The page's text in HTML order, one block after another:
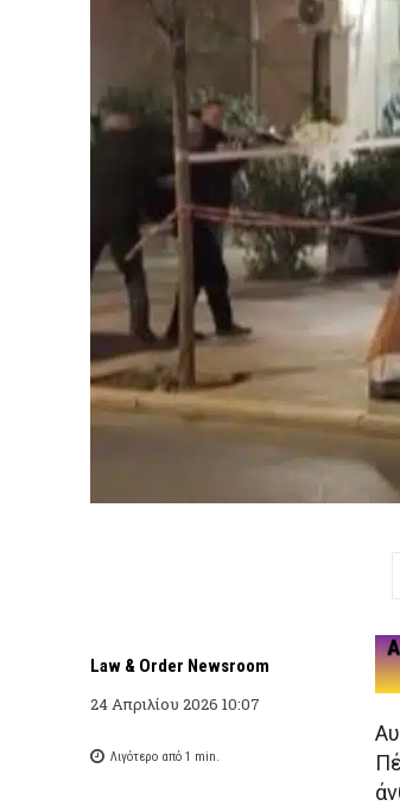
Law & Order Newsroom
24 Απριλίου 2026 10:07
Λιγότερο από 1 min.